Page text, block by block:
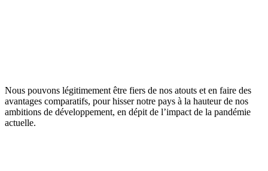
Nous pouvons légitimement être fiers de nos atouts et en faire des
avantages comparatifs, pour hisser notre pays à la hauteur de nos
ambitions de développement, en dépit de l’impact de la pandémie
actuelle.